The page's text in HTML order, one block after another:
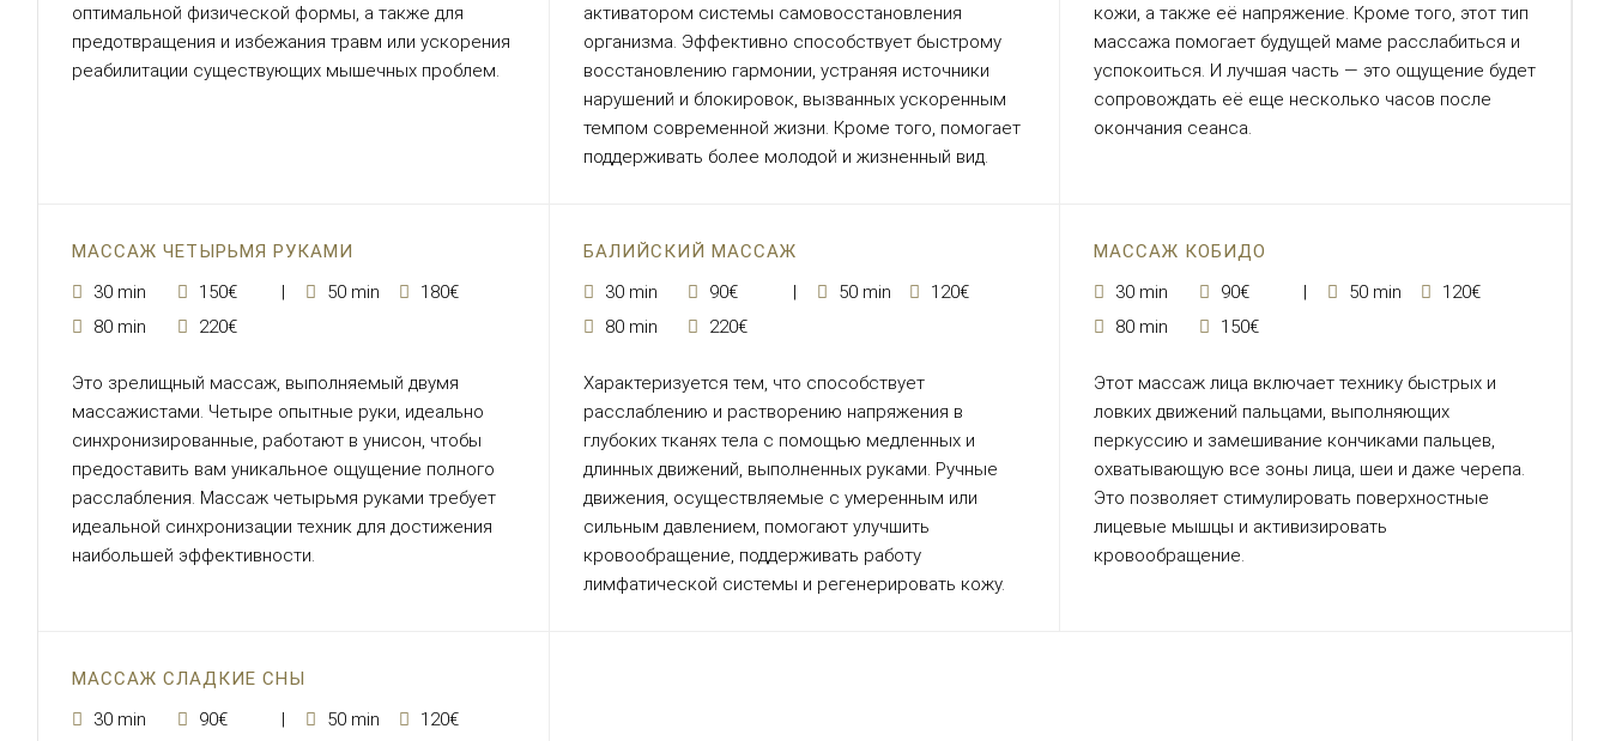
оптимальной физической формы, а также для
предотвращения и избежания травм или ускорения
реабилитации существующих мышечных проблем.
активатором системы самовосстановления
организма. Эффективно способствует быстрому
восстановлению гармонии, устраняя источники
нарушений и блокировок, вызванных ускоренным
темпом современной жизни. Кроме того, помогает
поддерживать более молодой и жизненный вид.
кожи, а также её напряжение. Кроме того, этот тип
массажа помогает будущей маме расслабиться и
успокоиться. И лучшая часть — это ощущение будет
сопровождать её еще несколько часов после
окончания сеанса.
МАССАЖ ЧЕТЫРЬМЯ РУКАМИ
30 min
150€ 50 min
180€
80 min
220€
Это зрелищный массаж, выполняемый двумя
массажистами. Четыре опытные руки, идеально
синхронизированные, работают в унисон, чтобы
предоставить вам уникальное ощущение полного
расслабления. Массаж четырьмя руками требует
идеальной синхронизации техник для достижения
наибольшей эффективности.
БАЛИЙСКИЙ МАССАЖ
30 min
90€ 50 min
120€
80 min
220€
Характеризуется тем, что способствует
расслаблению и растворению напряжения в
глубоких тканях тела с помощью медленных и
длинных движений, выполненных руками. Ручные
движения, осуществляемые с умеренным или
сильным давлением, помогают улучшить
кровообращение, поддерживать работу
лимфатической системы и регенерировать кожу.
МАССАЖ КОБИДО
30 min
90€ 50 min
120€
80 min
150€
Этот массаж лица включает технику быстрых и
ловких движений пальцами, выполняющих
перкуссию и замешивание кончиками пальцев,
охватывающую все зоны лица, шеи и даже черепа.
Это позволяет стимулировать поверхностные
лицевые мышцы и активизировать
кровообращение.
МАССАЖ СЛАДКИЕ СНЫ
30 min
90€ 50 min
120€